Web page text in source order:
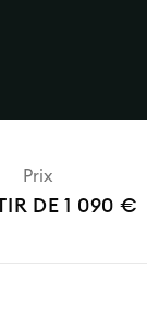
Prix
DE 1 090 €